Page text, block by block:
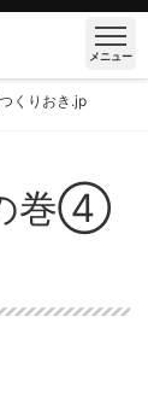
メニュー
くりおき.jp
巻④